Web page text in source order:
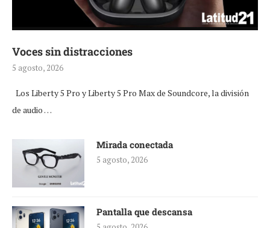
Voces sin distracciones
5 agosto, 2026
Los Liberty 5 Pro y Liberty 5 Pro Max de Soundcore, la división
de audio …
Mirada conectada
5 agosto, 2026
Pantalla que descansa